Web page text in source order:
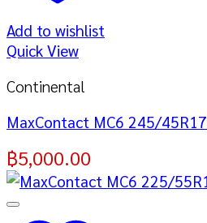
Add to wishlist
Quick View
Continental
MaxContact MC6 245/45R17
฿5,000.00